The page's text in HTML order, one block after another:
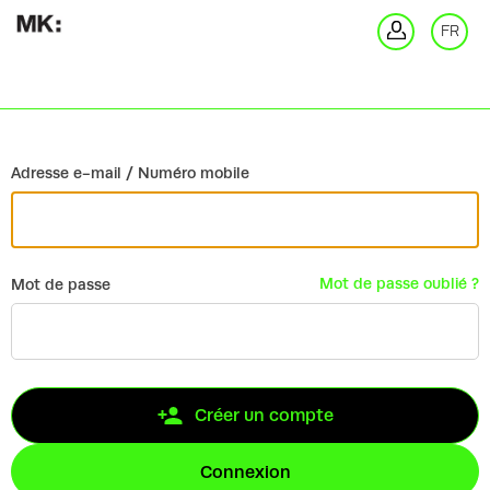
FR
Adresse e-mail / Numéro mobile
Mot de passe Mot de passe oublié ?
Créer un compte
Connexion